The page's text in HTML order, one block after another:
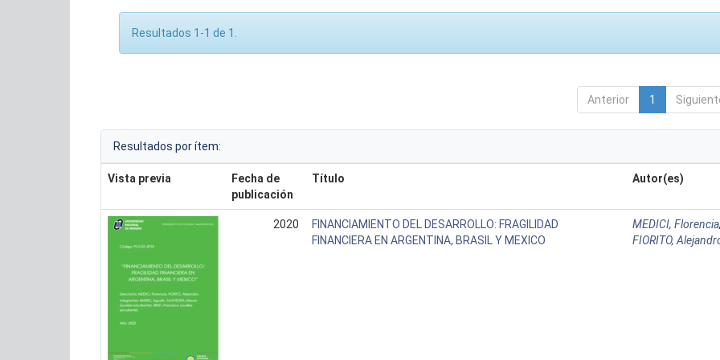
Resultados 1-1 de 1.
Anterior 1
Resultados por ítem:
Vista previa
Fecha de
publicación
Título Autor(es)
2020
FINANCIAMIENTO DEL DESARROLLO: FRAGILIDAD
FINANCIERA EN ARGENTINA, BRASIL Y MEXICO
MEDICI, Florencia
FIORITO,